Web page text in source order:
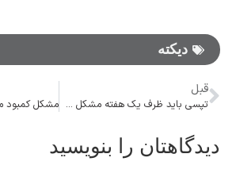
دیکته
قبل
تپسی باید ظرف یک هفته مشکل سرویس مدارس را رفع کند
دیدگاهتان را بنویسید